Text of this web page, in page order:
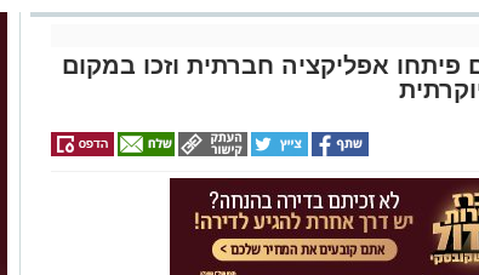
אפליקציה חברתית וזכו במקום